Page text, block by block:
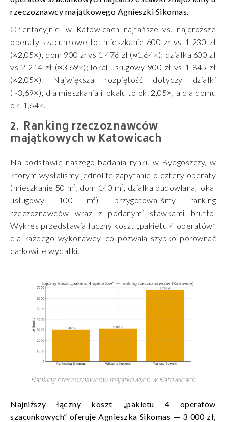
rzeczoznawcy majątkowego Agnieszki Sikomas.
Orientacyjnie, w Katowicach najtańsze vs. najdroższe
operaty szacunkowe to: mieszkanie 600 zł vs 1 230 zł
(≈2,05×); dom 900 zł vs 1 476 zł (≈1,64×); działka 600 zł
vs 2 214 zł (≈3,69×); lokal usługowy 900 zł vs 1 845 zł
(≈2,05×). Największa rozpiętość dotyczy działki
(~3,69×); dla mieszkania i lokalu to ok. 2,05×, a dla domu
ok. 1,64×.
Ranking rzeczoznawców
majątkowych w Katowicach
Na podstawie naszego badania rynku w Bydgoszczy, w
którym wysłaliśmy jednolite zapytanie o cztery operaty
(mieszkanie 50 m², dom 140 m², działka budowlana, lokal
usługowy 100 m²), przygotowaliśmy ranking
rzeczoznawców wraz z podanymi stawkami brutto.
Wykres przedstawia łączny koszt „pakietu 4 operatów”
dla każdego wykonawcy, co pozwala szybko porównać
całkowite wydatki.
Ranking rzeczoznawców majątkowych w Katowicach
Najniższy łączny koszt „pakietu 4 operatów
szacunkowych” oferuje Agnieszka Sikomas — 3 000 zł,